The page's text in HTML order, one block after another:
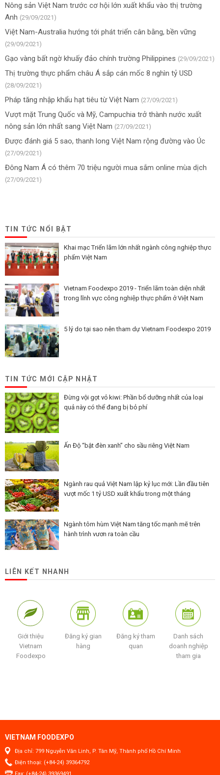
Nông sản Việt Nam trước cơ hội lớn xuất khẩu vào thị trường
Anh (29/09/2021)
Việt Nam-Australia hướng tới phát triển cân bằng, bền vững
(29/09/2021)
Gạo vàng bất ngờ khuấy đảo chính trường Philippines (29/09/2021)
Thị trường thực phẩm châu Á sắp cán mốc 8 nghìn tỷ USD
(28/09/2021)
Pháp tăng nhập khẩu hạt tiêu từ Việt Nam (27/09/2021)
Vượt mặt Trung Quốc và Mỹ, Campuchia trở thành nước xuất
nông sản lớn nhất sang Việt Nam (27/09/2021)
Được đánh giá 5 sao, thanh long Việt Nam rộng đường vào Úc
(27/09/2021)
Đông Nam Á có thêm 70 triệu người mua sắm online mùa dịch
(27/09/2021)
TIN TỨC NỔI BẬT
Khai mạc Triển lãm lớn nhất ngành công nghiệp thực
phẩm Việt Nam
Vietnam Foodexpo 2019 - Triển lãm toàn diện nhất
trong lĩnh vực công nghiệp thực phẩm ở Việt Nam
5 lý do tại sao nên tham dự Vietnam Foodexpo 2019
TIN TỨC MỚI CẬP NHẬT
Đừng vội gọt vỏ kiwi: Phần bổ dưỡng nhất của loại
quả này có thể đang bị bỏ phí
Ấn Độ “bật đèn xanh” cho sầu riêng Việt Nam
Ngành rau quả Việt Nam lập kỷ lục mới: Lần đầu tiên
vượt mốc 1 tỷ USD xuất khẩu trong một tháng
Ngành tôm hùm Việt Nam tăng tốc mạnh mẽ trên
hành trình vươn ra toàn cầu
LIÊN KẾT NHANH
Giới thiệu
Vietnam
Foodexpo
Đăng ký gian
hàng
Đăng ký tham
quan
Danh sách
doanh nghiệp
tham gia
VIETNAM FOODEXPO
Địa chỉ: 799 Nguyễn Văn Linh, P. Tân Mỹ, Thành phố Hồ Chí Minh
Điện thoại: (+84-24) 39364792